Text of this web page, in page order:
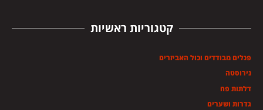
קטגוריות ראשיות
פנלים מבודדים וכול האביזרים
נירוסטה
דלתות פח
גדרות ושערים